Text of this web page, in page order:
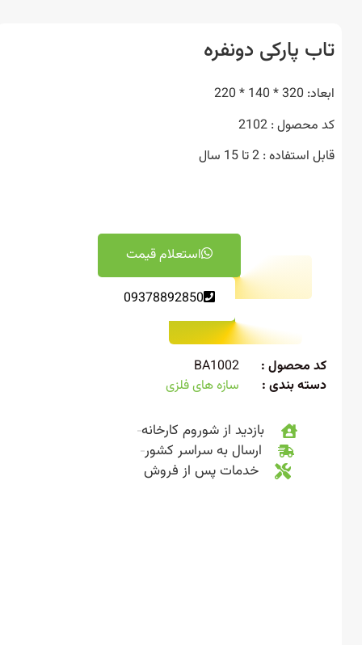
پارکی دونفره
: 2102
: 2 تا 15 سال
استعلام قیمت
09378892850
محصول :
BA1002
بندی :
سازه های فلزی
بازدید از شوروم کارخانه
ارسال به سراسر کشور
خدمات پس از فروش